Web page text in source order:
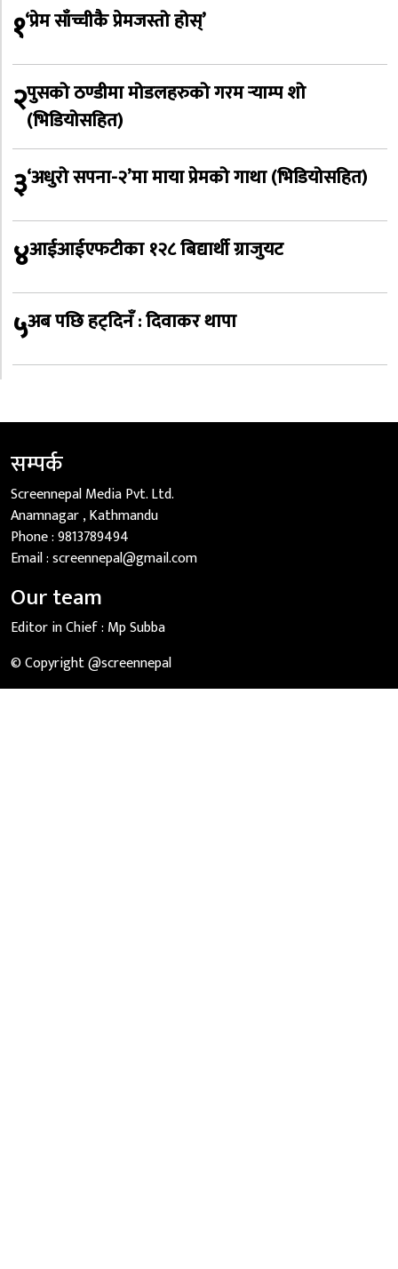
१‘प्रेम साँच्चीकै प्रेमजस्तो होस्’
२पुसको ठण्डीमा मोडलहरुको गरम र्‍याम्प शो
(भिडियोसहित)
३‘अधुरो सपना-२’मा माया प्रेमको गाथा (भिडियोसहित)
४आईआईएफटीका १२८ बिद्यार्थी ग्राजुयट
५अब पछि हट्दिनँ : दिवाकर थापा
सम्पर्क
Screennepal Media Pvt. Ltd.
Anamnagar , Kathmandu
Phone :9813789494
Email :screennepal@gmail.com
Our team
Editor in Chief : Mp Subba
© Copyright @screennepal